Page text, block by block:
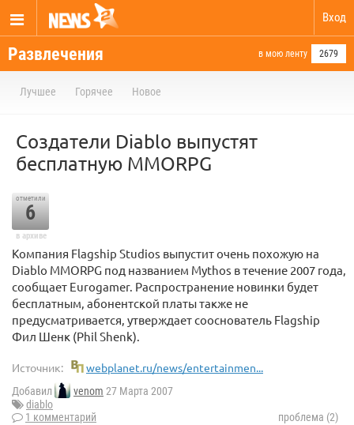
Вход
Развлечения в мою ленту 2679
Лучшее Горячее Новое
Создатели Diablo выпустят
бесплатную MMORPG
отметили
6
в архиве
Компания Flagship Studios выпустит очень похожую на
Diablo MMORPG под названием Mythos в течение 2007 года,
сообщает Eurogamer. Распространение новинки будет
бесплатным, абонентской платы также не
предусматривается, утверждает сооснователь Flagship
Фил Шенк (Phil Shenk).
Источник: webplanet.ru/news/entertainmen...
Добавил venom 27 Марта 2007
diablo
1 комментарий
проблема (2)